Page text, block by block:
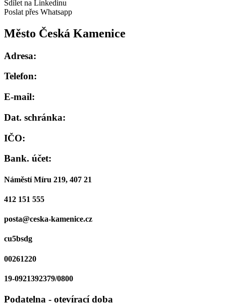
Sdílet na Linkedinu
Poslat přes Whatsapp
Město Česká Kamenice
Adresa:
Telefon:
E-mail:
Dat. schránka:
IČO:
Bank. účet:
Náměstí Míru 219, 407 21
412 151 555
posta@ceska-kamenice.cz
cu5bsdg
00261220
19-0921392379/0800
Podatelna - otevírací doba